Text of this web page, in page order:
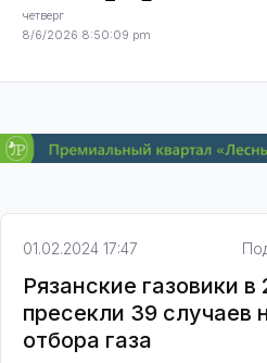
четверг
8/6/2026 8:50:09 pm
01.02.2024 17:47
Рязанские газовики в
пресекли 39 случаев
отбора газа